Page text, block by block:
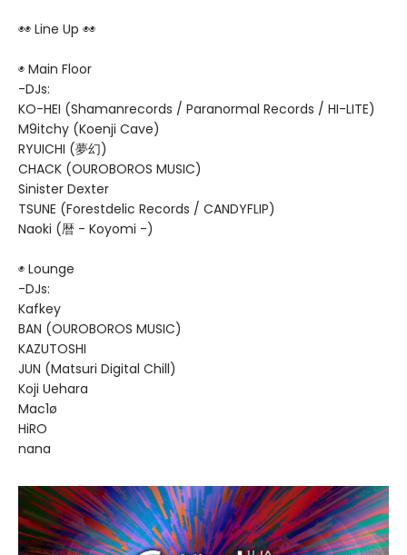
◉◉ Line Up ◉◉
◉ Main Floor
-DJs:
KO-HEI (Shamanrecords / Paranormal Records / HI-LITE)
M9itchy (Koenji Cave)
RYUICHI (夢幻)
CHACK (OUROBOROS MUSIC)
Sinister Dexter
TSUNE (Forestdelic Records / CANDYFLIP)
Naoki (暦 - Koyomi -)
◉ Lounge
-DJs:
Kafkey
BAN (OUROBOROS MUSIC)
KAZUTOSHI
JUN (Matsuri Digital Chill)
Koji Uehara
Mac1ø
HiRO
nana